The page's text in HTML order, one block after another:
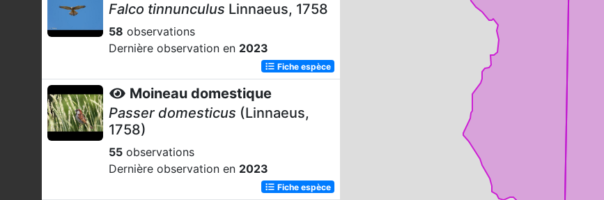
Falco tinnunculus Linnaeus, 1758
58 observations
Dernière observation en 2023
Fiche espèce
Moineau domestique
Passer domesticus (Linnaeus,
1758)
55 observations
Dernière observation en 2023
Fiche espèce